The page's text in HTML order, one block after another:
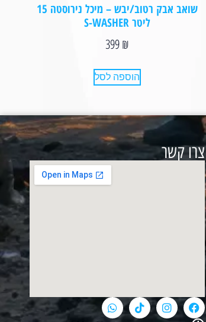
שואב אבק רטוב/יבש – מיכל נירוסטה 15
ליטר S-WASHER
399₪
הוספה לסל
צרו קשר